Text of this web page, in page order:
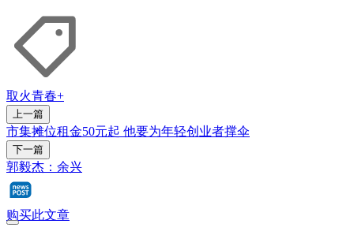
取火青春+
上一篇
市集摊位租金50元起 他要为年轻创业者撑伞
下一篇
郭毅杰：余兴
购买此文章